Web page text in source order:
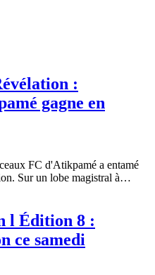
:
gagne en
FC d'Atikpamé a entamé
Sur un lobe magistral à…
l Édition 8 :
ce samedi